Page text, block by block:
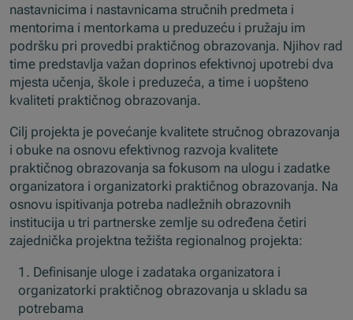
nastavnicima i nastavnicama stručnih predmeta i
mentorima i mentorkama u preduzeću i pružaju im
podršku pri provedbi praktičnog obrazovanja. Njihov rad
time predstavlja važan doprinos efektivnoj upotrebi dva
mjesta učenja, škole i preduzeća, a time i uopšteno
kvaliteti praktičnog obrazovanja.
Cilj projekta je povećanje kvalitete stručnog obrazovanja
i obuke na osnovu efektivnog razvoja kvalitete
praktičnog obrazovanja sa fokusom na ulogu i zadatke
organizatora i organizatorki praktičnog obrazovanja. Na
osnovu ispitivanja potreba nadležnih obrazovnih
institucija u tri partnerske zemlje su određena četiri
zajednička projektna težišta regionalnog projekta:
Definisanje uloge i zadataka organizatora i
organizatorki praktičnog obrazovanja u skladu sa
potrebama